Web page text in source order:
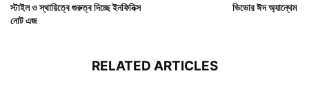
স্টাইল ও স্থায়িত্বে গুরুত্ব দিচ্ছে ইনফিনিক্স
নোট এজ
ভিভোর ঈদ অ্যান্থেম
RELATED ARTICLES